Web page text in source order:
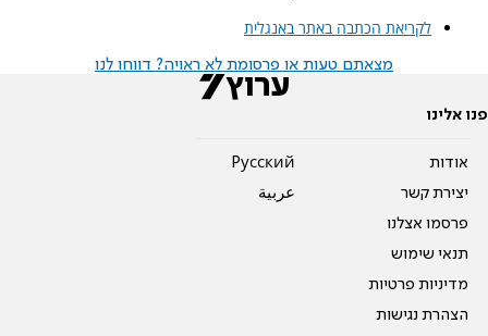
לקריאת הכתבה באתר באנגלית
מצאתם טעות או פרסומת לא ראויה? דווחו לנו
פנו אלינו
אודות
יצירת קשר
פרסמו אצלנו
תנאי שימוש
מדיניות פרטיות
הצהרת נגישות
Pусский
عربية